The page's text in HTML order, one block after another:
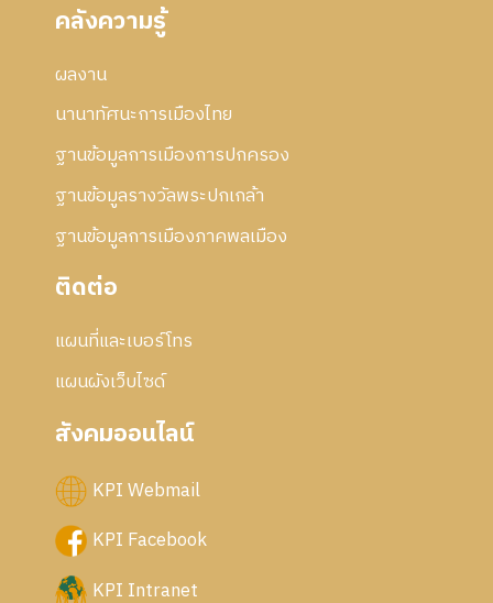
คลังความรู้
ผลงาน
นานาทัศนะการเมืองไทย
ฐานข้อมูลการเมืองการปกครอง
ฐานข้อมูลรางวัลพระปกเกล้า
ฐานข้อมูลการเมืองภาคพลเมือง
ติดต่อ
แผนที่และเบอร์โทร
แผนผังเว็บไซด์
สังคมออนไลน์
KPI Webmail
KPI Facebook
KPI Intranet